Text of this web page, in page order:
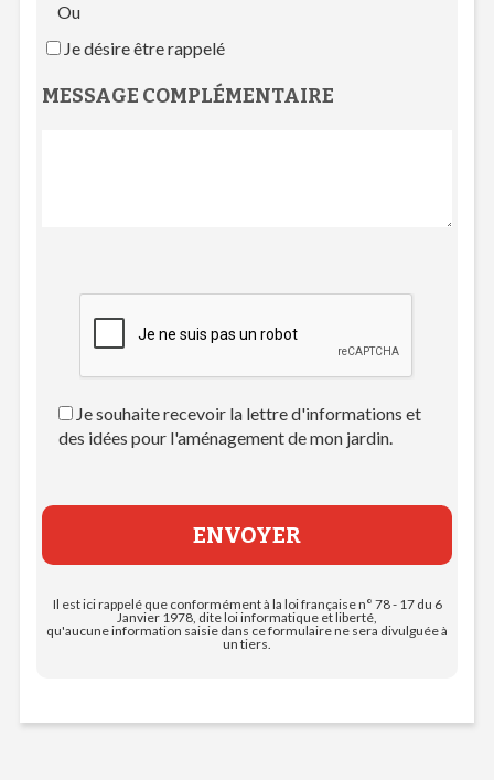
Ou
Je désire être rappelé
MESSAGE COMPLÉMENTAIRE
Je souhaite recevoir la lettre d'informations et
des idées pour l'aménagement de mon jardin.
Il est ici rappelé que conformément à la loi française n° 78 - 17 du 6
Janvier 1978, dite loi informatique et liberté,
qu'aucune information saisie dans ce formulaire ne sera divulguée à
un tiers.